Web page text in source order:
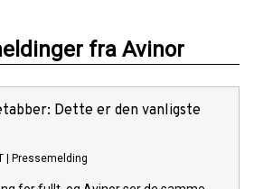
fra Avinor
Dette er den vanligste
Pressemelding